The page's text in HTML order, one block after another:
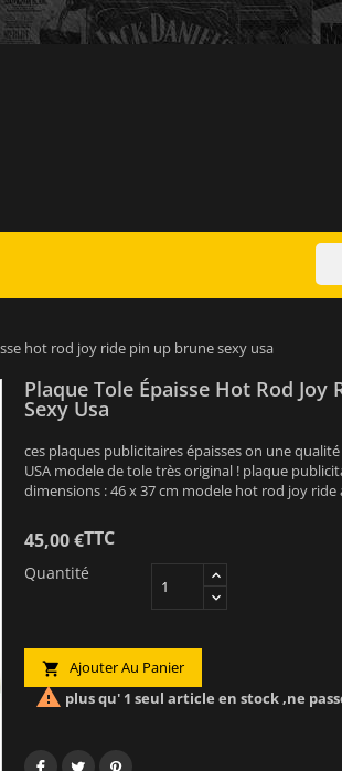
hot rod joy ride pin up brune sexy usa
Plaque Tole Épaisse Hot Rod Joy
Sexy Usa
ces plaques publicitaires épaisses on une
USA modele de tole très original ! plaque
dimensions : 46 x 37 cm modele hot rod joy ride
45,00 €TTC
Quantité
 Ajouter Au Panier
 plus qu' 1 seul article en stock ,ne